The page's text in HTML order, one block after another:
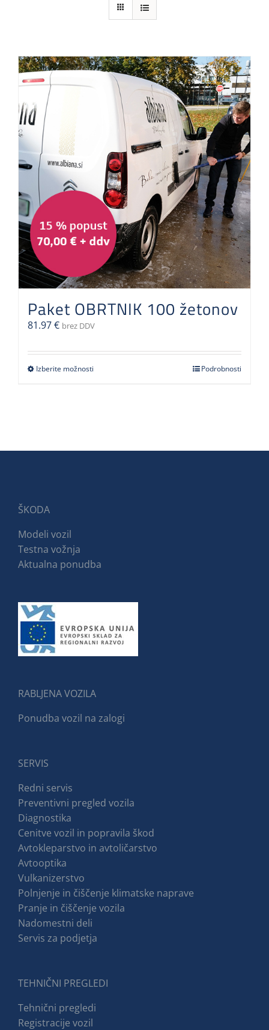
Paket OBRTNIK 100 žetonov
81.97€ brez DDV
Izberite možnosti Podrobnosti
ŠKODA
Modeli vozil
Testna vožnja
Aktualna ponudba
RABLJENA VOZILA
Ponudba vozil na zalogi
SERVIS
Redni servis
Preventivni pregled vozila
Diagnostika
Cenitve vozil in popravila škod
Avtokleparstvo in avtoličarstvo
Avtooptika
Vulkanizerstvo
Polnjenje in čiščenje klimatske naprave
Pranje in čiščenje vozila
Nadomestni deli
Servis za podjetja
TEHNIČNI PREGLEDI
Tehnični pregledi
Registracije vozil